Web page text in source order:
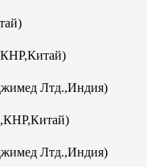
Лтд.,Индия)
Лтд.,Индия)